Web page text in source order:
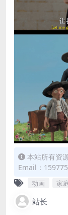
本站所有资
Email：
动画 家
站长